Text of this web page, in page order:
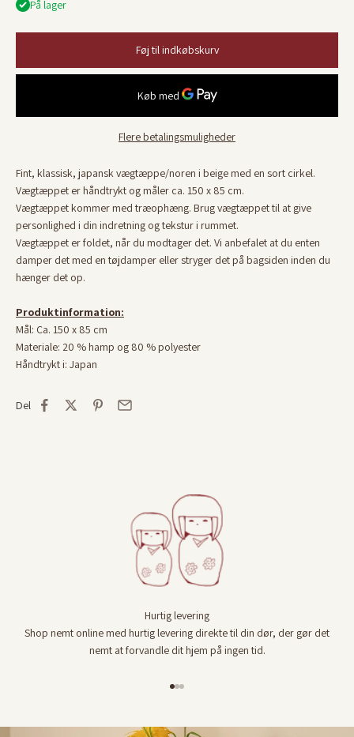
På lager
Føj til indkøbskurv
Flere betalingsmuligheder
Fint, klassisk, japansk vægtæppe/noren i beige med en sort cirkel.
Vægtæppet er håndtrykt og måler ca. 150 x 85 cm.
Vægtæppet kommer med træophæng. Brug vægtæppet til at give
personlighed i din indretning og tekstur i rummet.
Vægtæppet er foldet, når du modtager det. Vi anbefalet at du enten
damper det med en tøjdamper eller stryger det på bagsiden inden du
hænger det op.
Produktinformation:
Mål: Ca. 150 x 85 cm
Materiale: 20 % hamp og 80 % polyester
Håndtrykt i: Japan
Del
Hurtig levering
Shop nemt online med hurtig levering direkte til din dør, der gør det
nemt at forvandle dit hjem på ingen tid.